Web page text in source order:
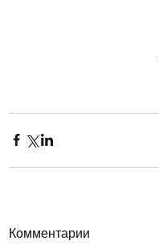
Комментарии